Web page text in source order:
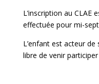
L’inscription au CLAE
effectuée pour mi-
L’enfant est acteur
libre de venir